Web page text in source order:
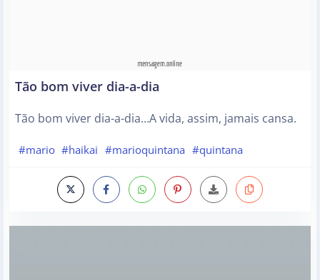
Tão bom viver dia-a-dia
Tão bom viver dia-a-dia…A vida, assim, jamais cansa.
#mario #haikai #marioquintana #quintana